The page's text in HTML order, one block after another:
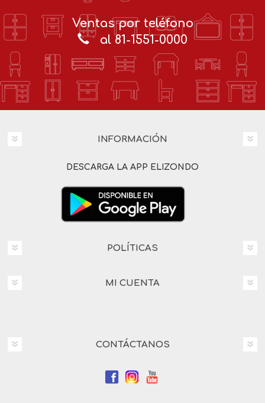
Ventas por teléfono
al 81-1551-0000
INFORMACIÓN
DESCARGA LA APP ELIZONDO
POLÍTICAS
MI CUENTA
CONTÁCTANOS